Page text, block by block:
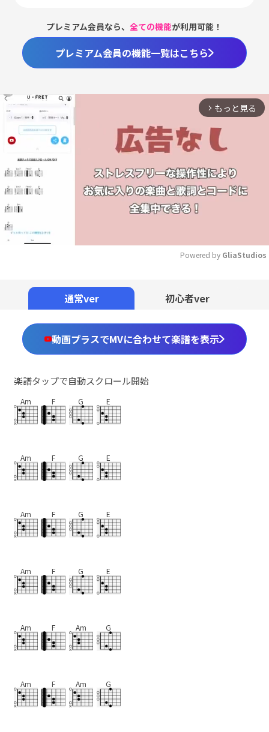
プレミアム会員なら、全ての機能が利用可能！
プレミアム会員の機能一覧はこちら
arrow_forward_ios もっと見る
Powered by GliaStudios
通常ver 初心者ver
動画プラスでMVに合わせて楽譜を表示
楽譜タップで自動スクロール開始
Am F G E
Am F G E
Am F G E
Am F G E
Am F Am G
Am F Am G